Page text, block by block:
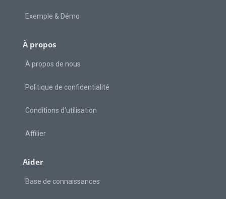
Exemple & Démo
À propos
À propos de nous
Politique de confidentialité
Conditions d'utilisation
Affilier
Aider
Base de connaissances